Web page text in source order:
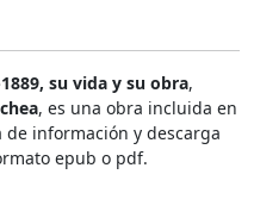
su vida y su obra,
, es una obra incluida en
información y descarga
epub o pdf.